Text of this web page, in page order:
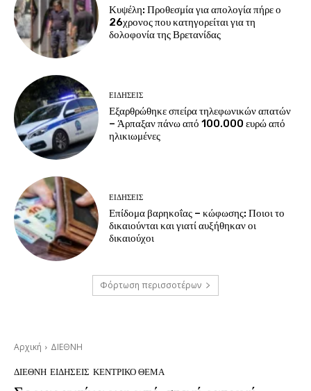
Κυψέλη: Προθεσμία για απολογία πήρε ο
26χρονος που κατηγορείται για τη
δολοφονία της Βρετανίδας
ΕΙΔΗΣΕΙΣ
Εξαρθρώθηκε σπείρα τηλεφωνικών απατών
– Άρπαξαν πάνω από 100.000 ευρώ από
ηλικιωμένες
ΕΙΔΗΣΕΙΣ
Επίδομα βαρηκοΐας – κώφωσης: Ποιοι το
δικαιούνται και γιατί αυξήθηκαν οι
δικαιούχοι
Φόρτωση περισσοτέρων